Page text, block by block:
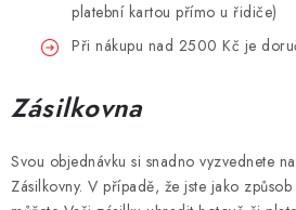
platební kartou přímo u řidiče)
Při nákupu nad 2500 Kč je
Zásilkovna
Svou objednávku si snadno vyzvednete
Zásilkovny. V případě, že jste jako